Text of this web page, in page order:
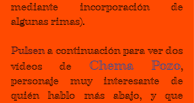
mediante incorporación de
algunas rimas).
Pulsen a continuación para ver dos
vídeos de Chema Pozo,
personaje muy interesante de
quién hablo más abajo, y que